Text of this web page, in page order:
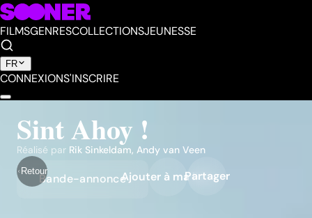
FILMSGENRESCOLLECTIONSJEUNESSE
FR
CONNEXIONS'INSCRIRE
Retour
Sint Ahoy !
Réalisé par Rik Sinkeldam, Andy van Veen
Bande-annonceAjouter à ma liste
Partager